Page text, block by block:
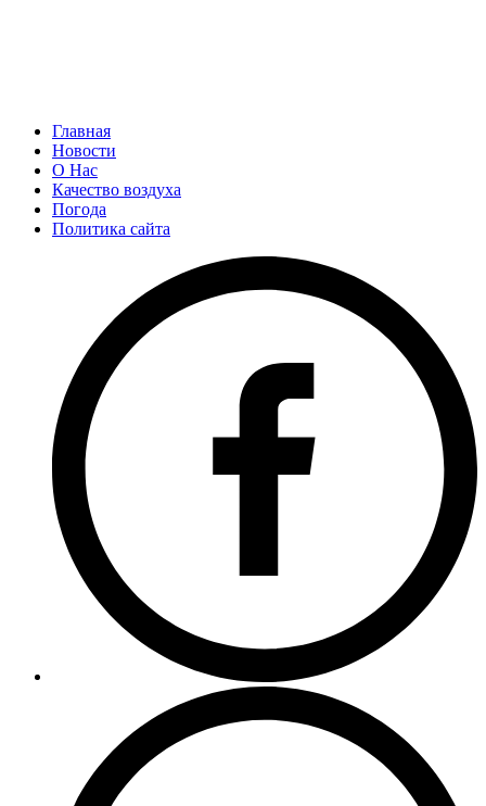
Главная
Новости
О Нас
Качество воздуха
Погода
Политика сайта